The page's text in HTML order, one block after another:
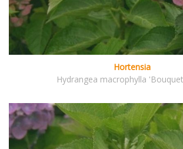
Hortensia
Hydrangea macrophylla